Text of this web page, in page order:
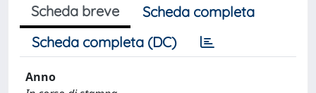
Scheda breve
Scheda completa
Scheda completa (DC)
Anno